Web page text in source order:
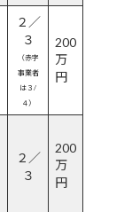
２／
３
（赤字
事業者
は３ /
４）
200
万
円
２／
３
200
万
円